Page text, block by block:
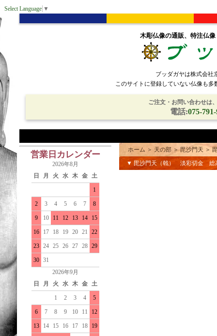
Select Language ▼
木彫仏像の通販、特注仏
ブッダガヤは株式会社
このサイトに登録していない仏像も
ご注文・お問い合わせは
電話:075-
営業日カレンダー
2026年8月
日
月 火 水 木 金 土
1
2 3 4 5 6 7 8
9 10 11 12 13 14 15
16 17 18 19 20 21 22
23 24 25 26 27 28 29
30 31
2026年9月
日
月 火 水 木 金 土
1 2 3 4 5
6 7 8 9 10 11 12
13 14 15 16 17 18 19
ホーム ＞ 天の部 ＞毘沙門天 ＞
▼ 毘沙門天（戟） 淡彩切金 総